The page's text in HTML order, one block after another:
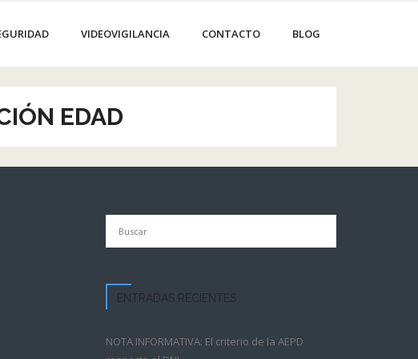
VIDEOVIGILANCIA CONTACTO BLOG
EDAD
ENTRADAS RECIENTES
NOTA INFORMATIVA: El criterio de la AEPD